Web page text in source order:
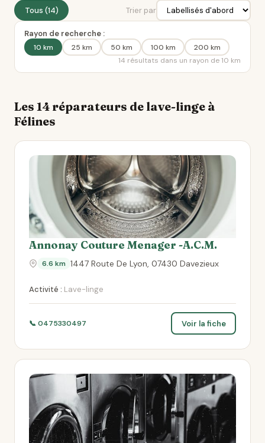
Tous (14) Trier par
Rayon de recherche :
10 km 25 km 50 km 100 km
200 km
14 résultats dans un rayon de 10 km
Les 14 réparateurs de lave-linge à
Félines
Annonay Couture Menager -A.C.M.
6.6 km 1447 Route De Lyon, 07430 Davezieux
Activité : Lave-linge
📞 0475330497 Voir la fiche